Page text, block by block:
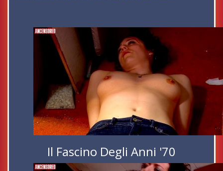
Il Fascino Degli Anni '70